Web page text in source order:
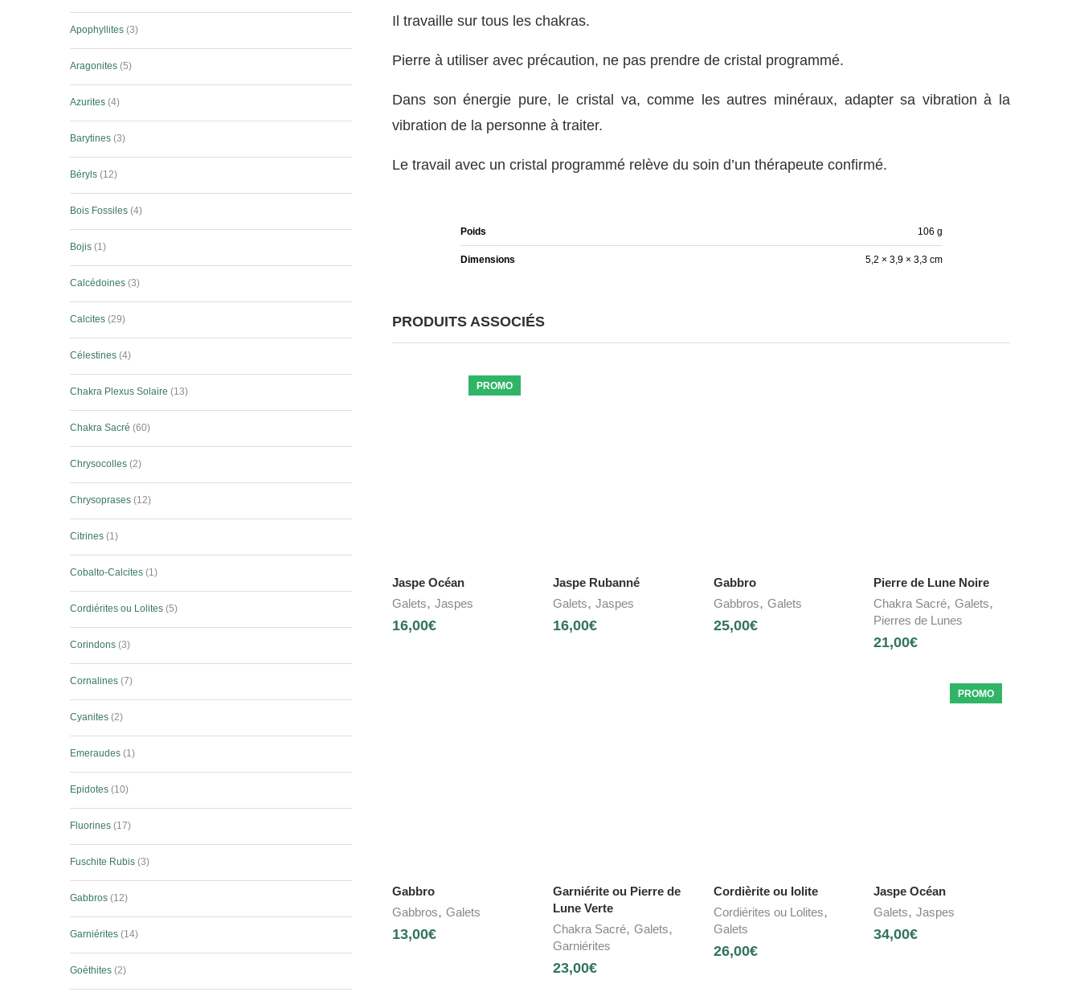
Il travaille sur tous les chakras.
Pierre à utiliser avec précaution, ne pas prendre de cristal programmé.
Dans son énergie pure, le cristal va, comme les autres minéraux, adapter sa vibration à la
vibration de la personne à traiter.
Le travail avec un cristal programmé relève du soin d’un thérapeute confirmé.
Poids 106 g
Dimensions 5,2 × 3,9 × 3,3 cm
PRODUITS ASSOCIÉS
PROMO
Jaspe Océan
Galets, Jaspes
16,00€
Jaspe Rubanné
Galets, Jaspes
16,00€
Gabbro
Gabbros, Galets
25,00€
Pierre de Lune Noire
Chakra Sacré,Galets,
Pierres de Lunes
21,00€
Gabbro
Gabbros, Galets
13,00€
Garniérite ou Pierre de
Lune Verte
Chakra Sacré, Galets,
Garniérites
23,00€
Cordièrite ou Iolite
Cordiérites ou Lolites,
Galets
26,00€
PROMO
Jaspe Océan
Galets,Jaspes
34,00€
Apophyllites 3
Aragonites 5
Azurites 4
Barytines 3
Béryls 12
Bois Fossiles 4
Bojis 1
Calcédoines 3
Calcites 29
Célestines 4
Chakra Plexus Solaire 13
Chakra Sacré 60
Chrysocolles 2
Chrysoprases 12
Citrines 1
Cobalto-Calcites 1
Cordiérites ou Lolites 5
Corindons 3
Cornalines 7
Cyanites 2
Emeraudes 1
Epidotes 10
Fluorines 17
Fuschite Rubis 3
Gabbros 12
Garniérites 14
Goéthites 2